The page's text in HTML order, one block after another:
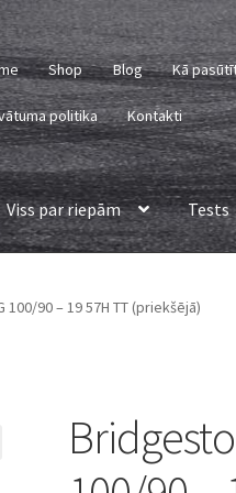
Shop Blog Kā
politika Kontakti
Viss par riepām Tests
100/90 – 19 57H TT (priekšējā)